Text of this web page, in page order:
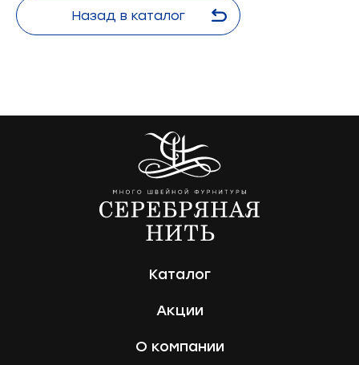
Назад в каталог
Каталог
Акции
О компании